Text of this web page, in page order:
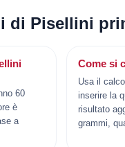
di Pisellini
60
è
a
Come si
Usa il
inserire la
risultato
grammi,